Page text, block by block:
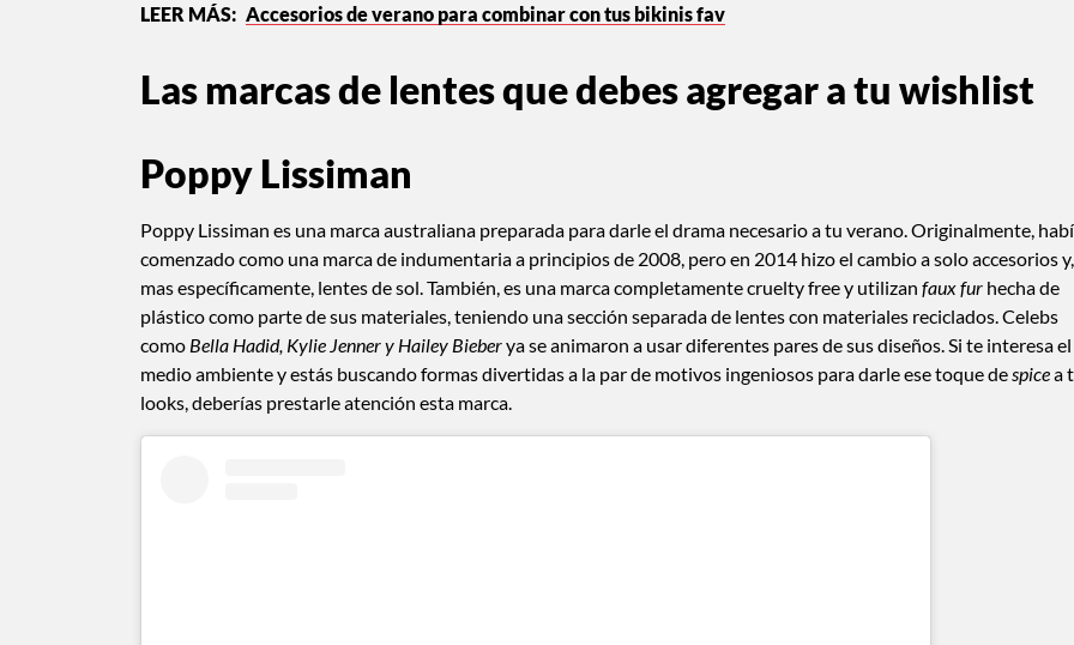
Accesorios de verano para combinar con tus bikinis fav
Las marcas de lentes que debes agregar a tu wishlist
Poppy Lissiman
Poppy Lissiman es una marca australiana preparada para darle el drama necesario a tu verano. Originalmente,
comenzado como una marca de indumentaria a principios de 2008, pero en 2014 hizo el cambio a solo accesorios y,
mas específicamente, lentes de sol. También, es una marca completamente cruelty free y utilizan faux fur hecha de
plástico como parte de sus materiales, teniendo una sección separada de lentes con materiales reciclados. Celebs
como Bella Hadid, Kylie Jenner y Hailey Bieberya se animaron a usar diferentes pares de sus diseños. Si te interesa el
medio ambiente y estás buscando formas divertidas a la par de motivos ingeniosos para darle ese toque de spicea
looks, deberías prestarle atención esta marca.